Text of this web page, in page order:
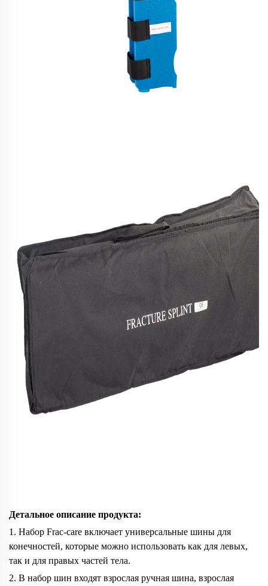
Детальное описание продукта:
1. Набор Frac-care включает универсальные шины для
конечностей, которые можно использовать как для левых,
так и для правых частей тела.
2. В набор шин входят взрослая ручная шина, взрослая